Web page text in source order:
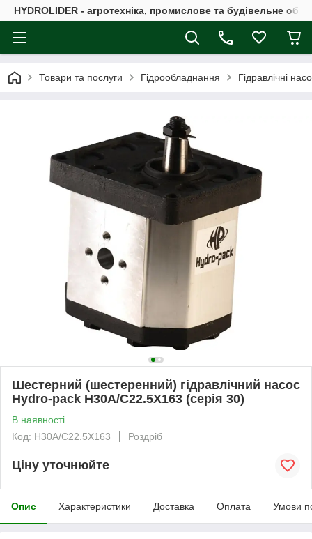
HYDROLIDER - агротехніка, промислове та будівельне
Товари та послуги Гідрообладнання Гідравлічні
Шестерний (шестеренний) гідравлічний насос
Hydro-pack H30A/C22.5X163 (серія 30)
В наявності
Код: H30A/C22.5X163
Роздріб
Ціну уточнюйте
Опис Характеристики Доставка Оплата Умови